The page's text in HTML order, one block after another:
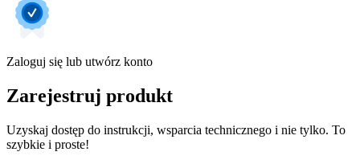
Zaloguj się lub utwórz konto
Zarejestruj produkt
Uzyskaj dostęp do instrukcji, wsparcia technicznego i nie tylko. To
szybkie i proste!